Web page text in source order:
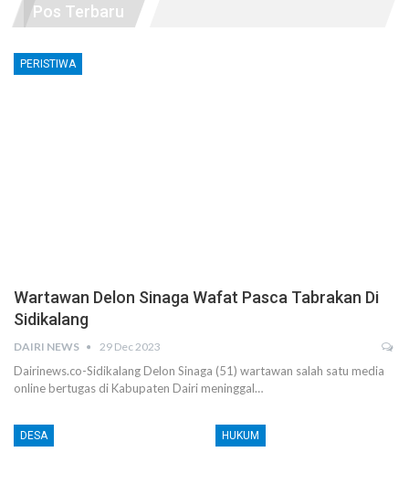
Pos Terbaru
PERISTIWA
Wartawan Delon Sinaga Wafat Pasca Tabrakan Di
Sidikalang
DAIRI NEWS 29 Dec 2023
Dairinews.co-Sidikalang Delon Sinaga (51) wartawan salah satu media
online bertugas di Kabupaten Dairi meninggal…
DESA HUKUM